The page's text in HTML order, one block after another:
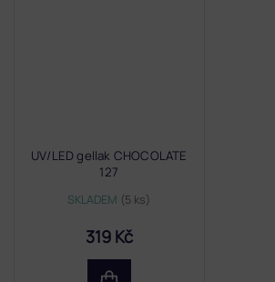
UV/LED gellak CHOCOLATE
127
SKLADEM (5 ks)
319 Kč